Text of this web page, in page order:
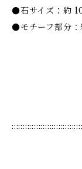
●石サイズ：約
●モチーフ部分